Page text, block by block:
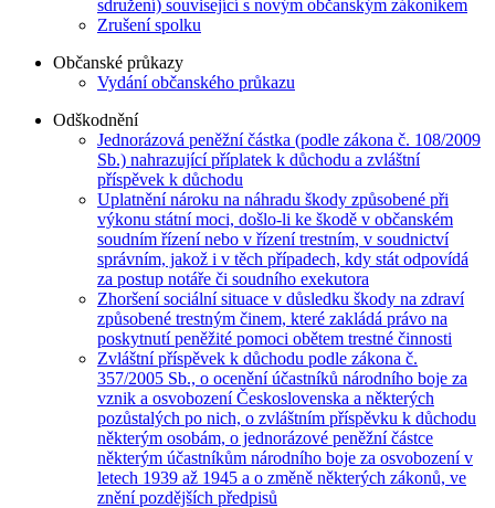
sdružení) související s novým občanským zákoníkem
Zrušení spolku
Občanské průkazy
Vydání občanského průkazu
Odškodnění
Jednorázová peněžní částka (podle zákona č. 108/2009
Sb.) nahrazující příplatek k důchodu a zvláštní
příspěvek k důchodu
Uplatnění nároku na náhradu škody způsobené při
výkonu státní moci, došlo-li ke škodě v občanském
soudním řízení nebo v řízení trestním, v soudnictví
správním, jakož i v těch případech, kdy stát odpovídá
za postup notáře či soudního exekutora
Zhoršení sociální situace v důsledku škody na zdraví
způsobené trestným činem, které zakládá právo na
poskytnutí peněžité pomoci obětem trestné činnosti
Zvláštní příspěvek k důchodu podle zákona č.
357/2005 Sb., o ocenění účastníků národního boje za
vznik a osvobození Československa a některých
pozůstalých po nich, o zvláštním příspěvku k důchodu
některým osobám, o jednorázové peněžní částce
některým účastníkům národního boje za osvobození v
letech 1939 až 1945 a o změně některých zákonů, ve
znění pozdějších předpisů